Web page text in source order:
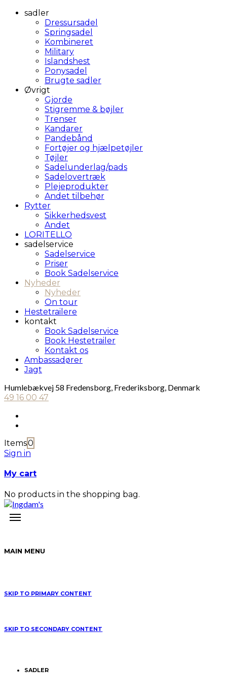
sadler
Dressursadel
Springsadel
Kombineret
Military
Islandshest
Ponysadel
Brugte sadler
Øvrigt
Gjorde
Stigremme & bøjler
Trenser
Kandarer
Pandebånd
Fortøjer og hjælpetøjler
Tøjler
Sadelunderlag/pads
Sadelovertræk
Plejeprodukter
Andet tilbehør
Rytter
Sikkerhedsvest
Andet
LORITELLO
sadelservice
Sadelservice
Priser
Book Sadelservice
Nyheder
Nyheder
On tour
Hestetrailere
kontakt
Book Sadelservice
Book Hestetrailer
Kontakt os
Ambassadører
Jagt
Humlebækvej 58 Fredensborg, Frederiksborg, Denmark
49 16 00 47
Items0
Sign in
My cart
No products in the shopping bag.
MAIN MENU
SKIP TO PRIMARY CONTENT
SKIP TO SECONDARY CONTENT
SADLER